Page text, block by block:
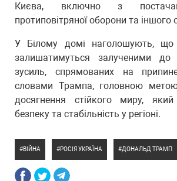
Києва, включно з
протиповітряної оборони та іншого
У Білому домі наголошують,
залишатимуться залученими до
зусиль, спрямованих на
словами Трампа, головною
досягнення стійкого миру, який
безпеку та стабільність у регіоні.
ВІЙНА РОСІЯ УКРАЇНА ДОНАЛЬД ТРАМП